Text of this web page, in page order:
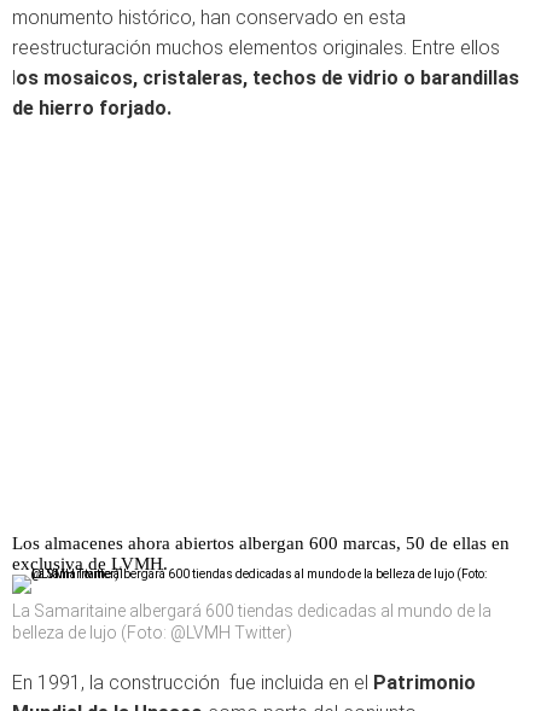
monumento histórico, han conservado en esta
reestructuración muchos elementos originales. Entre ellos
los mosaicos, cristaleras, techos de vidrio o barandillas
de hierro forjado.
Los almacenes ahora abiertos albergan 600 marcas, 50 de ellas en
exclusiva de LVMH.
La Samaritaine albergará 600 tiendas dedicadas al mundo de la
belleza de lujo (Foto: @LVMH Twitter)
En 1991, la construcción fue incluida en el Patrimonio